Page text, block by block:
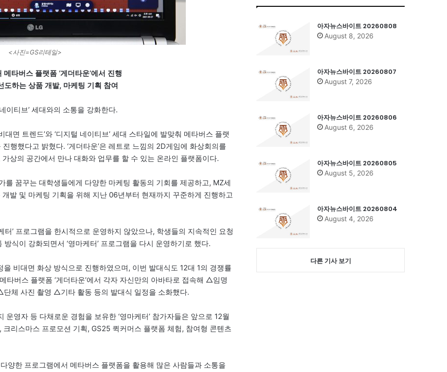
<사진=GS리테일>
타버스 플랫폼 ‘게더타운’에서 진행
도하는 상품 개발, 마케팅 기획 참여
이티브’ 세대와의 소통을 강화한다.
면 트렌드’와 ‘디지털 네이티브’ 세대 스타일에 발맞춰 메타버스 플랫
행했다고 밝혔다. ‘게더타운’은 레트로 느낌의 2D게임에 화상회의를
상의 공간에서 만나 대화와 업무를 할 수 있는 온라인 플랫폼이다.
를 꿈꾸는 대학생들에게 다양한 마케팅 활동의 기회를 제공하고, MZ세
발 및 마케팅 기획을 위해 지난 06년부터 현재까지 꾸준하게 진행하고
’ 프로그램을 한시적으로 운영하지 않았으나, 학생들의 지속적인 요청
식이 강화되면서 ‘영마케터’ 프로그램을 다시 운영하기로 했다.
을 비대면 화상 방식으로 진행하였으며, 이번 발대식도 12대 1의 경쟁률
타버스 플랫폼 ‘게더타운’에서 각자 자신만의 아바타로 접속해 △임명
체 사진 촬영 △기타 활동 등의 발대식 일정을 소화했다.
영자 등 다채로운 경험을 보유한 ‘영마케터’ 참가자들은 앞으로 12월
리스마스 프로모션 기획, GS25 퀵커머스 플랫폼 체험, 참여형 콘텐츠
양한 프로그램에서 메타버스 플랫폼을 활용해 많은 사람들과 소통을
아자뉴스바이트 20260808
August 8, 2026
아자뉴스바이트 20260807
August 7, 2026
아자뉴스바이트 20260806
August 6, 2026
아자뉴스바이트 20260805
August 5, 2026
아자뉴스바이트 20260804
August 4, 2026
다른 기사 보기